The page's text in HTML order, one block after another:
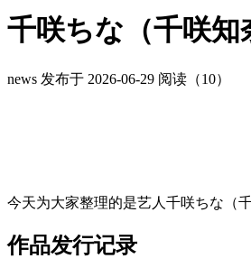
千咲ちな（千咲知
news 发布于 2026-06-29 阅读（10）
今天为大家整理的是艺人千咲ちな（
作品发行记录